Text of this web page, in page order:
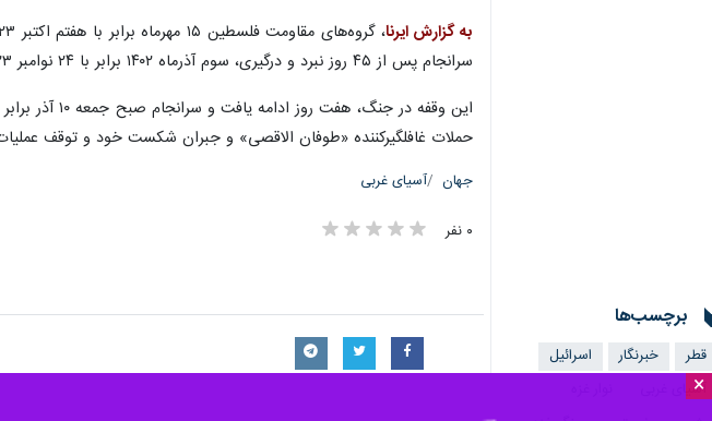
×
به گزارش ایرنا
سرانجام پس از ۴۵ روز نبرد و درگیری، سوم آذرماه ۱۴۰۲ برابر با ۲۴ نوامبر ۲۰۲۳، میان اسرائیل و حماس آتش‌بس موقت چهارروزه یا همان وقفه برای تبادل اسرا میان حماس و اسرائیل برقرار شد.
حملات غافلگیرکننده «طوفان الاقصی» و جبران شکست خود و توقف
جهان آسیای غربی
۰ نفر
برچسب‌ها
قطر خبرنگار
اسرائیل
آسیای غربی